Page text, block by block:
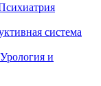
система
Урология и